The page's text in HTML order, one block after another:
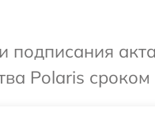
подписания
Polaris сроком